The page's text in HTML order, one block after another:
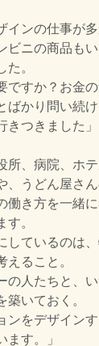
インの仕事が多
ビニの商品もい
た。
ですか？お金
ばかり 問い続
きつきました」
所、病院、ホ
、
うどん屋さ
働き方を一緒
。
しているのは
えること。
の人たちと、
築いておく。
ンをデザイン
ます。」